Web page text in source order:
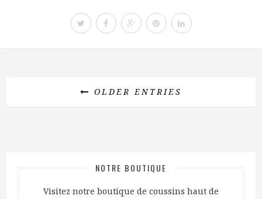
OLDER ENTRIES
NOTRE BOUTIQUE
Visitez notre boutique de coussins haut de